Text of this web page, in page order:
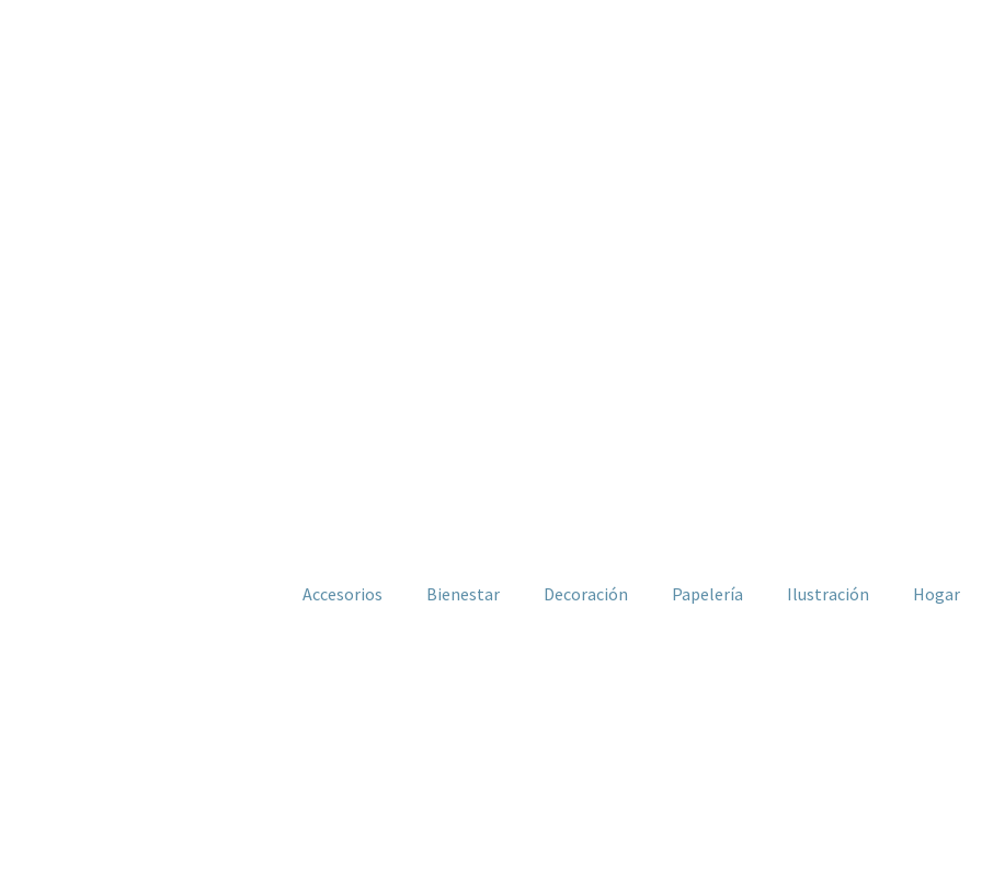
Accesorios Bienestar Decoración Papelería Ilustración Hogar